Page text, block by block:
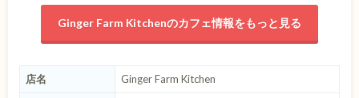
Ginger Farm Kitchenのカフェ情報をもっと見る
店名 Ginger Farm Kitchen